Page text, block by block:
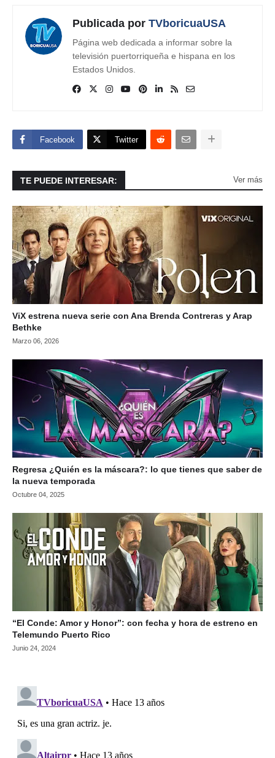
Publicada por TVboricuaUSA
Página web dedicada a informar sobre la
televisión puertorriqueña e hispana en los
Estados Unidos.
Facebook Twitter
TE PUEDE INTERESAR: Ver más
ViX estrena nueva serie con Ana Brenda Contreras y Arap
Bethke
Marzo 06, 2026
Regresa ¿Quién es la máscara?: lo que tienes que saber de
la nueva temporada
Octubre 04, 2025
“El Conde: Amor y Honor”: con fecha y hora de estreno en
Telemundo Puerto Rico
Junio 24, 2024